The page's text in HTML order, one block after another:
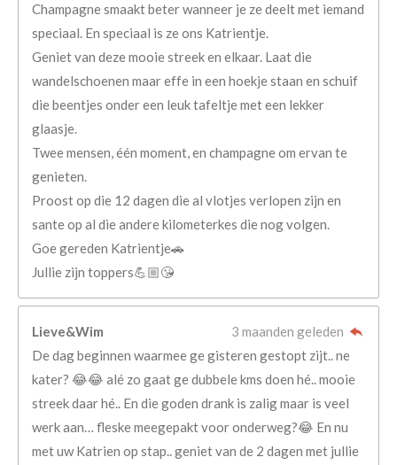
Champagne smaakt beter wanneer je ze deelt met iemand
speciaal. En speciaal is ze ons Katrientje.
Geniet van deze mooie streek en elkaar. Laat die
wandelschoenen maar effe in een hoekje staan en schuif
die beentjes onder een leuk tafeltje met een lekker
glaasje.
Twee mensen, één moment, en champagne om ervan te
genieten.
Proost op die 12 dagen die al vlotjes verlopen zijn en
sante op al die andere kilometerkes die nog volgen.
Goe gereden Katrientje🚗
Jullie zijn toppers💪🏼😘
Lieve&Wim
3 maanden geleden
De dag beginnen waarmee ge gisteren gestopt zijt.. ne
kater? 😂😂 alé zo gaat ge dubbele kms doen hé.. mooie
streek daar hé.. En die goden drank is zalig maar is veel
werk aan… fleske meegepakt voor onderweg?😂 En nu
met uw Katrien op stap.. geniet van de 2 dagen met jullie